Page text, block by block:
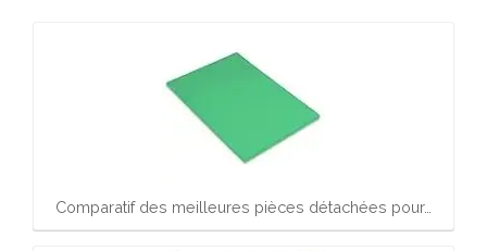
Comparatif des meilleures pièces détachées pour…